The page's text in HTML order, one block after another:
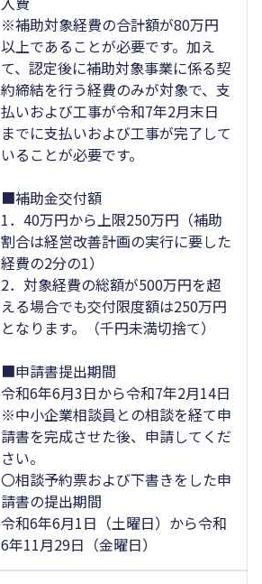
※補助対象経費の合計額が80万円
以上であることが必要です。加え
て、認定後に補助対象事業に係る契
約締結を行う経費のみが対象で、支
払いおよび工事が令和7年2月末日
までに支払いおよび工事が完了して
いることが必要です。
■補助金交付額
1．40万円から上限250万円（補助
割合は経営改善計画の実行に要した
経費の2分の1）
2．対象経費の総額が500万円を超
える場合でも交付限度額は250万円
となります。（千円未満切捨て）
■申請書提出期間
令和6年6月3日から令和7年2月14日
※中小企業相談員との相談を経て申
請書を完成させた後、申請してくだ
さい。
〇相談予約票および下書きをした申
請書の提出期間
令和6年6月1日（土曜日）から令和
6年11月29日（金曜日）